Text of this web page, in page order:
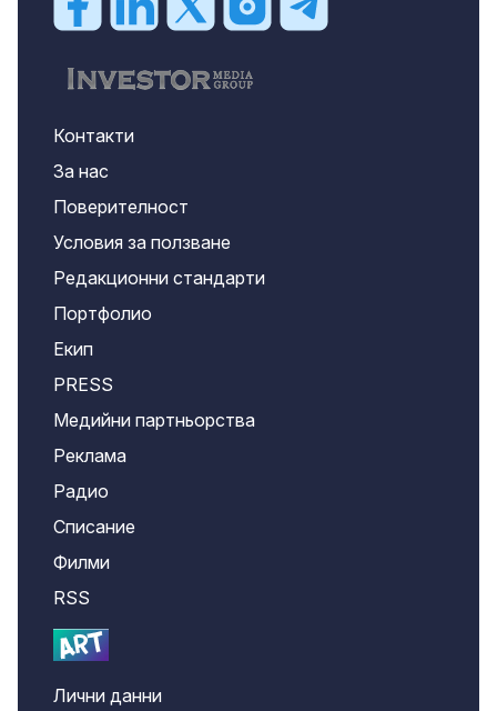
Контакти
За нас
Поверителност
Условия за ползване
Редакционни стандарти
Портфолио
Екип
PRESS
Медийни партньорства
Реклама
Радио
Списание
Филми
RSS
Лични данни